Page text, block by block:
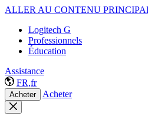
ALLER AU CONTENU
Logitech G
Professionnels
Éducation
Assistance
FR,fr
Acheter Acheter